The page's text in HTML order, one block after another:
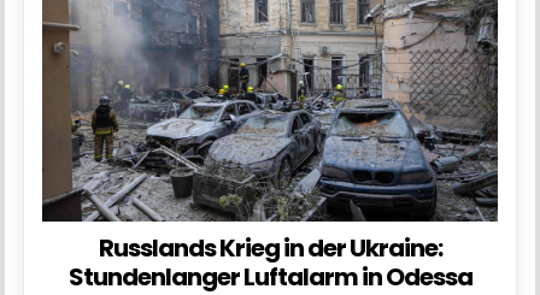
Russlands Krieg in der Ukraine:
Stundenlanger Luftalarm in Odessa